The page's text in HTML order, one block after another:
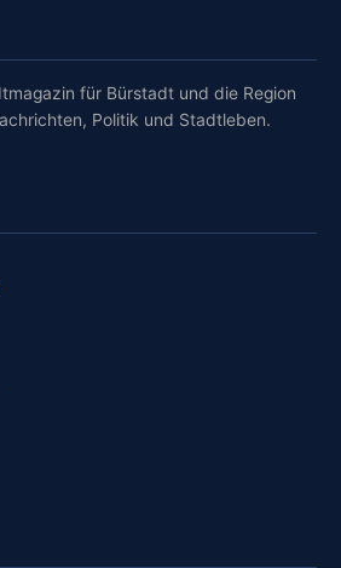
für Bürstadt und die Region
Politik und Stadtleben.